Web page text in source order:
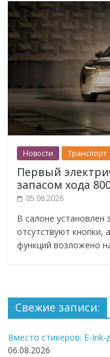
Новости Транспорт
Первый
запасом хода
05.08.2026
В салоне установлен
отсутствуют кнопки,
функций возложено
Свежие записи:
Вместо стикеров: E-
06.08.2026